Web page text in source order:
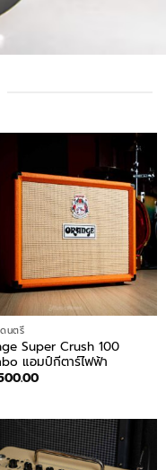
นตรี
Super Crush 100
แอมป์กีตาร์ไฟฟ้า